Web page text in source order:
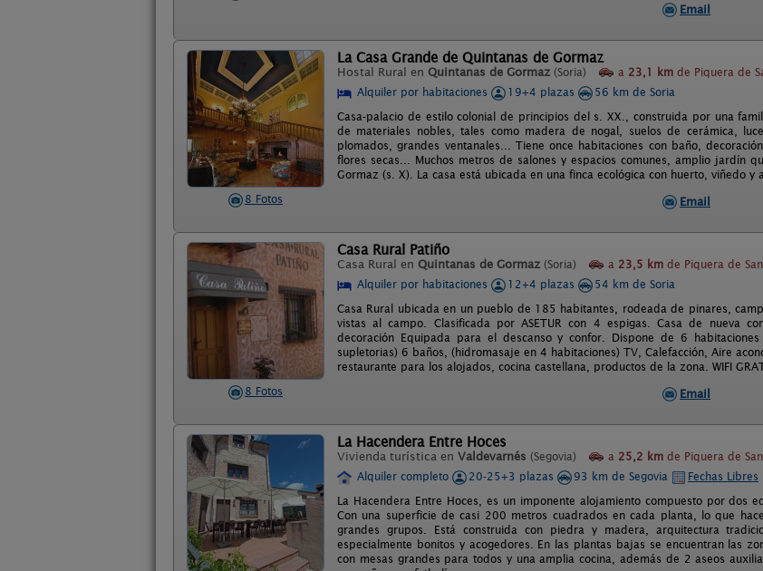
Email
8 Fotos
La Casa Grande de Quintanas de Gormaz
Hostal Rural en Quintanas de Gormaz (Soria) a 23,1 km de Piquera de
Alquiler por habitaciones
19+4 plazas
56 km de Soria
Casa-palacio de estilo colonial de principios del s. XX., construida por una
de materiales nobles, tales como madera de nogal, suelos de cerámica,
plomados, grandes ventanales... Tiene once habitaciones con baño,
flores secas... Muchos metros de salones y espacios comunes, amplio jardín
Gormaz (s. X). La casa está ubicada en una finca ecológica con huerto, viñedo y
Email
8 Fotos
Casa Rural Patiño
Casa Rural en Quintanas de Gormaz (Soria) a 23,5 km de Piquera de
Alquiler por habitaciones
12+4 plazas
54 km de Soria
Casa Rural ubicada en un pueblo de 185 habitantes, rodeada de pinares,
vistas al campo. Clasificada por ASETUR con 4 espigas. Casa de nueva
decoración Equipada para el descanso y confor. Dispone de 6
supletorias) 6 baños, (hidromasaje en 4 habitaciones) TV, Calefacción, Aire
restaurante para los alojados, cocina castellana, productos de la zona. WIFI
Email
La Hacendera Entre Hoces
Vivienda turística en Valdevarnés (Segovia) a 25,2 km de Piquera de
Alquiler completo
20-25+3 plazas 93 km de Segovia
Fechas Libres
La Hacendera Entre Hoces, es un imponente alojamiento compuesto por dos
Con una superficie de casi 200 metros cuadrados en cada planta, lo que
grandes grupos. Está construida con piedra y madera, arquitectura
especialmente bonitos y acogedores. En las plantas bajas se encuentran las
con mesas grandes para todos y una amplia cocina, además de 2 aseos